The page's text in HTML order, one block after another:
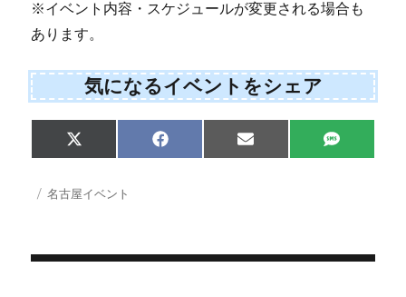
※イベント内容・スケジュールが変更される場合も
あります。
気になるイベントをシェア
Share
on
X
(
w
i
r
Share
on
F
a
Share
on
E
m
Share
on
S
M
投 カ
名古屋イベント